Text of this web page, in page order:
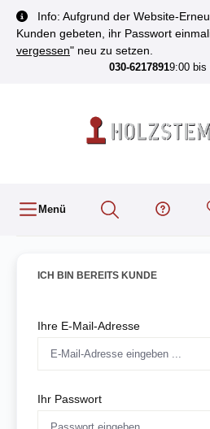
springen
Info: Aufgrund der Website-
Kunden gebeten, ihr Passwort
vergessen" neu zu setzen.
030-62178919:00 bis
Menü
ICH BIN BEREITS KUNDE
Ihre E-Mail-Adresse
Ihr Passwort